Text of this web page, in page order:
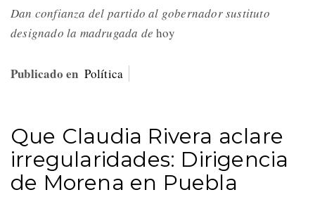
Dan confianza del partido al gobernador sustituto
designado la madrugada de hoy
Publicado en Política
Que Claudia Rivera aclare
irregularidades: Dirigencia
de Morena en Puebla